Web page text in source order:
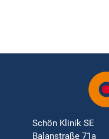
Schön Klinik SE
Balanstraße 71a